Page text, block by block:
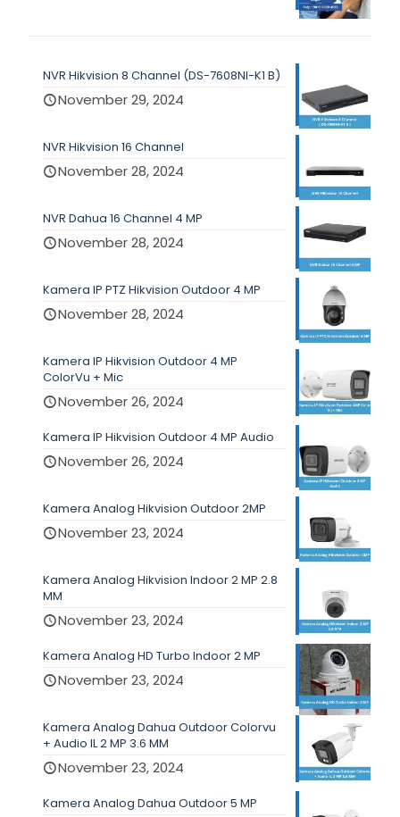
NVR Hikvision 8 Channel (DS-7608NI-K1 B)
November 29, 2024
NVR Hikvision 16 Channel
November 28, 2024
NVR Dahua 16 Channel 4 MP
November 28, 2024
Kamera IP PTZ Hikvision Outdoor 4 MP
November 28, 2024
Kamera IP Hikvision Outdoor 4 MP
ColorVu + Mic
November 26, 2024
Kamera IP Hikvision Outdoor 4 MP Audio
November 26, 2024
Kamera Analog Hikvision Outdoor 2MP
November 23, 2024
Kamera Analog Hikvision Indoor 2 MP 2.8
MM
November 23, 2024
Kamera Analog HD Turbo Indoor 2 MP
November 23, 2024
Kamera Analog Dahua Outdoor Colorvu
+ Audio IL 2 MP 3.6 MM
November 23, 2024
Kamera Analog Dahua Outdoor 5 MP